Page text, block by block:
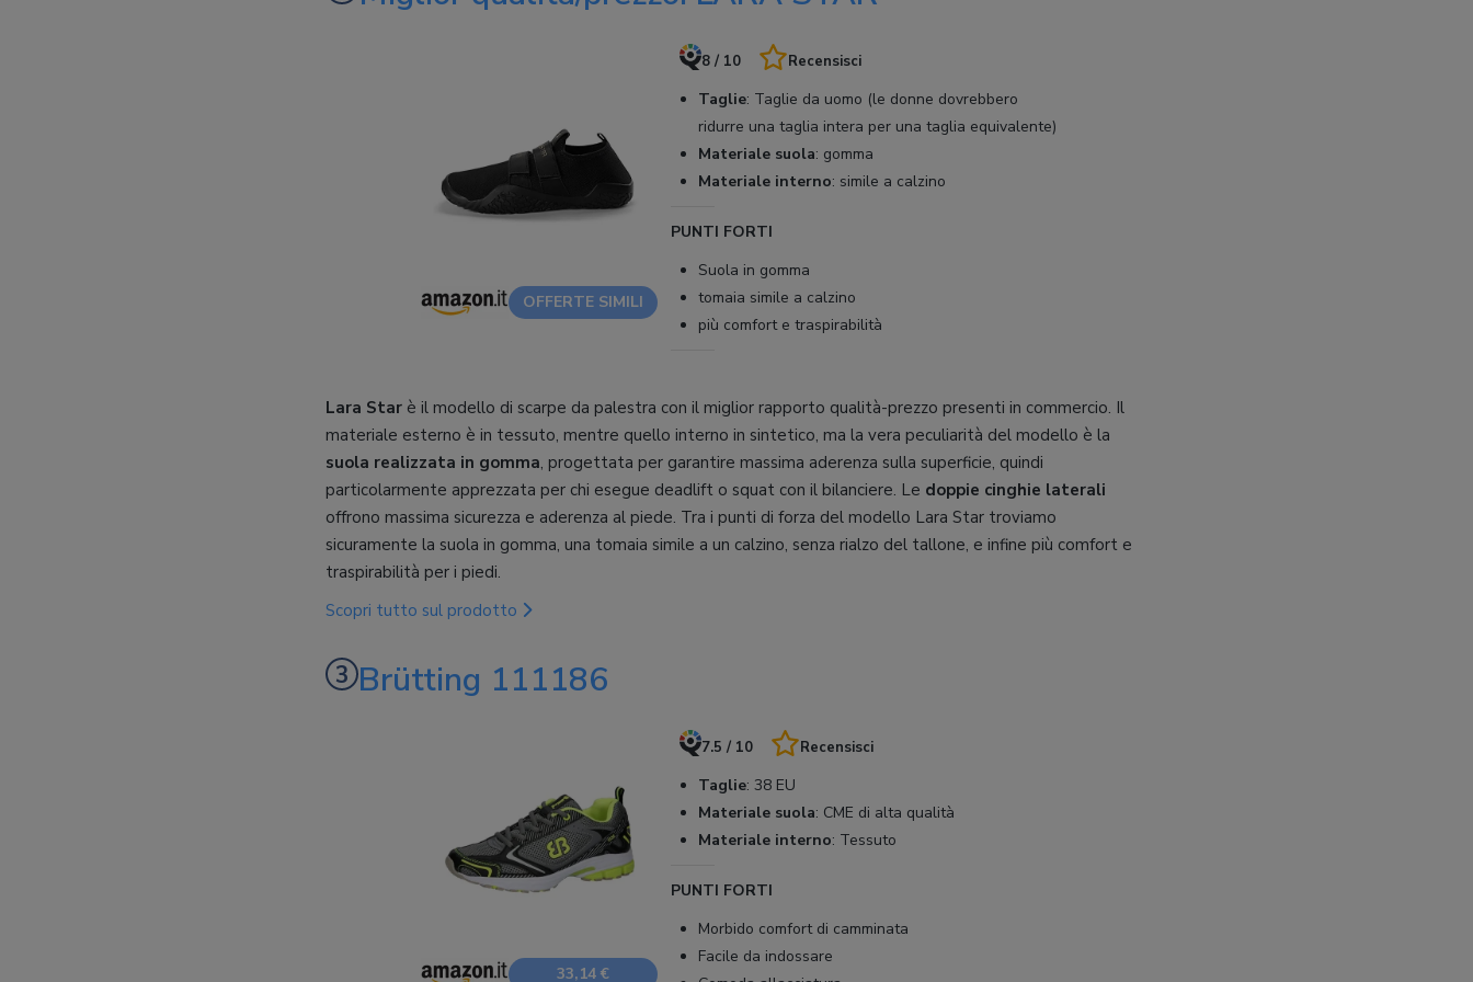
OFFERTE SIMILI
8 / 10 Recensisci
Taglie: Taglie da uomo (le donne dovrebbero
ridurre una taglia intera per una taglia equivalente)
Materiale suola: gomma
Materiale interno: simile a calzino
PUNTI FORTI
Suola in gomma
tomaia simile a calzino
più comfort e traspirabilità
Lara Star è il modello di scarpe da palestra con il miglior rapporto qualità-prezzo presenti in commercio. Il
materiale esterno è in tessuto, mentre quello interno in sintetico, ma la vera peculiarità del modello è la
suola realizzata in gomma, progettata per garantire massima aderenza sulla superficie, quindi
particolarmente apprezzata per chi esegue deadlift o squat con il bilanciere. Le doppie cinghie laterali
offrono massima sicurezza e aderenza al piede. Tra i punti di forza del modello Lara Star troviamo
sicuramente la suola in gomma, una tomaia simile a un calzino, senza rialzo del tallone, e infine più comfort e
traspirabilità per i piedi.
Scopri tutto sul prodotto
Brütting 111186
33,14 €
7.5 / 10 Recensisci
Taglie: 38 EU
Materiale suola: CME di alta qualità
Materiale interno: Tessuto
PUNTI FORTI
Morbido comfort di camminata
Facile da indossare